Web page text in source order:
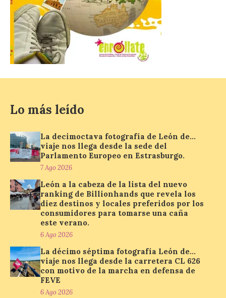
El Gobierno de España
lanza un visor web para
localizar y disfrutar del
eclipse solar del 12 de
agosto con seguridad
que permite conocer la
posición exacta del Sol y
así localizar el lugar ideal
para observar el eclipse
solar del 12 de agosto de 2026 sin
la […]
Paradores renueva su
compromiso con La Vuelta
como patrocinador oficial
7 Ago 2026
La cadena hotelera pública
Lo más leído
La decimoctava fotografía de León de…
viaje nos llega desde la sede del
Parlamento Europeo en Estrasburgo.
7 Ago 2026
León a la cabeza de la lista del nuevo
ranking de Billionhands que revela los
diez destinos y locales preferidos por los
consumidores para tomarse una caña
este verano.
6 Ago 2026
La décimo séptima fotografía León de…
viaje nos llega desde la carretera CL 626
con motivo de la marcha en defensa de
FEVE
6 Ago 2026